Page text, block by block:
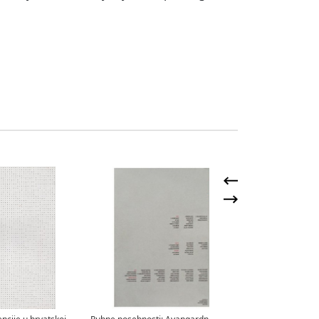
Tomljenović-Meller,
grafičkog rješenja
Ivana Tomljenović-Meller,
Predložak plakata za Istoksid